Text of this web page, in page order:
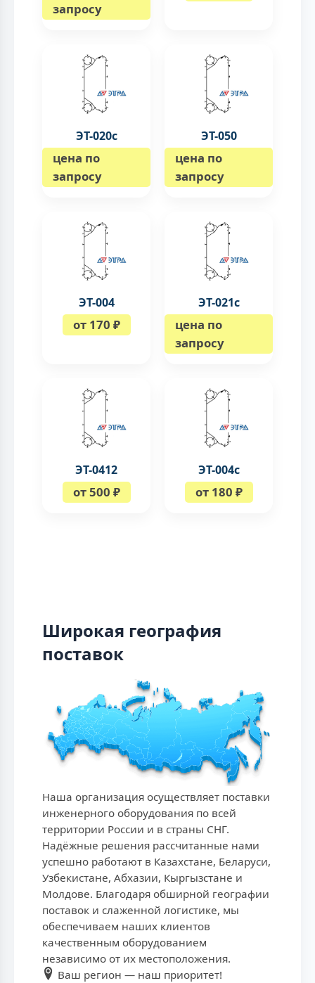
запросу
ЭТ-020с
цена по
запросу
ЭТ-050
цена по
запросу
ЭТ-004
от 170 ₽
ЭТ-021с
цена по
запросу
ЭТ-0412
от 500 ₽
ЭТ-004c
от 180 ₽
Широкая география
поставок
Наша организация осуществляет поставки
инженерного оборудования по всей
территории России и в страны СНГ.
Надёжные решения рассчитанные нами
успешно работают в Казахстане, Беларуси,
Узбекистане, Абхазии, Кыргызстане и
Молдове. Благодаря обширной географии
поставок и слаженной логистике, мы
обеспечиваем наших клиентов
качественным оборудованием
независимо от их местоположения.
Ваш регион — наш приоритет!